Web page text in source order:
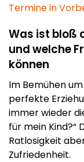
Termine in
Was ist bloß
und welche
können
Im Bemühen
perfekte
immer wieder
für mein Kind?“
Ratlosigkeit
Zufriedenheit.